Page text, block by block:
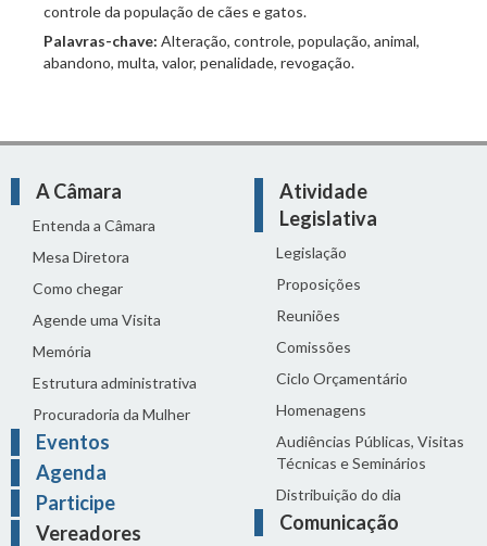
controle da população de cães e gatos.
Palavras-chave: Alteração, controle, população, animal,
abandono, multa, valor, penalidade, revogação.
A Câmara
Entenda a Câmara
Mesa Diretora
Como chegar
Agende uma Visita
Memória
Estrutura administrativa
Procuradoria da Mulher
Eventos
Agenda
Participe
Vereadores
Atividade
Legislativa
Legislação
Proposições
Reuniões
Comissões
Ciclo Orçamentário
Homenagens
Audiências Públicas, Visitas
Técnicas e Seminários
Distribuição do dia
Comunicação